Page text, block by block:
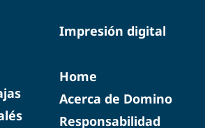
Impresión digital
Home
Acerca de Domino
Responsabilidad